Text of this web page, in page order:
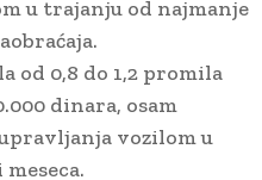
u trajanju od najmanje
od 0,8 do 1,2 promila
dinara, osam
vozilom u